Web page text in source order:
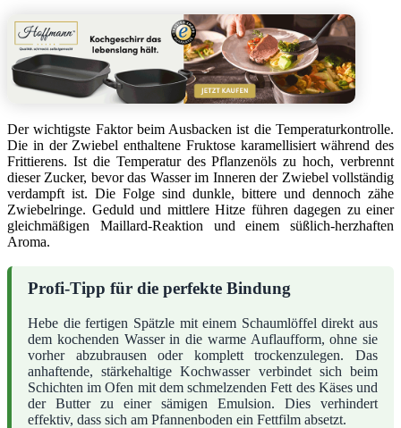
Der wichtigste Faktor beim Ausbacken ist die Temperaturkontrolle.
Die in der Zwiebel enthaltene Fruktose karamellisiert während des
Frittierens. Ist die Temperatur des Pflanzenöls zu hoch, verbrennt
dieser Zucker, bevor das Wasser im Inneren der Zwiebel vollständig
verdampft ist. Die Folge sind dunkle, bittere und dennoch zähe
Zwiebelringe. Geduld und mittlere Hitze führen dagegen zu einer
gleichmäßigen Maillard-Reaktion und einem süßlich-herzhaften
Aroma.
Profi-Tipp für die perfekte Bindung
Hebe die fertigen Spätzle mit einem Schaumlöffel direkt aus
dem kochenden Wasser in die warme Auflaufform, ohne sie
vorher abzubrausen oder komplett trockenzulegen. Das
anhaftende, stärkehaltige Kochwasser verbindet sich beim
Schichten im Ofen mit dem schmelzenden Fett des Käses und
der Butter zu einer sämigen Emulsion. Dies verhindert
effektiv, dass sich am Pfannenboden ein Fettfilm absetzt.